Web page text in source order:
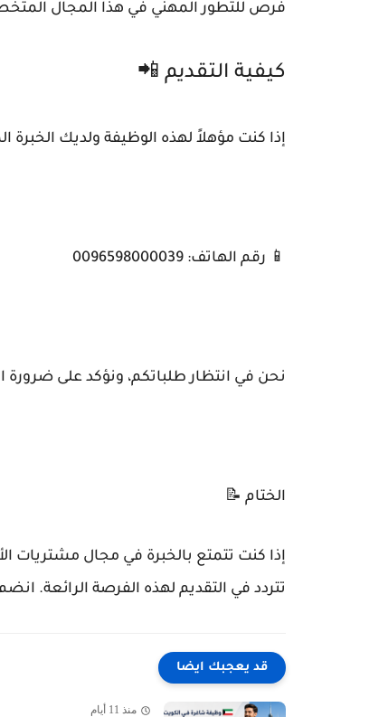
فرص للتطور المهني في هذا المجال
كيفية التقديم 📲
إذا كنت مؤهلاً لهذه الوظيفة ولديك الخبرة
📱 رقم الهاتف: 0096598000039
نحن في انتظار طلباتكم، ونؤكد على ضرورة
الختام 📝
إذا كنت تتمتع بالخبرة في مجال مشتريات
تتردد في التقديم لهذه الفرصة الرائعة.
قد يعجبك ايضا
منذ 11 أيام